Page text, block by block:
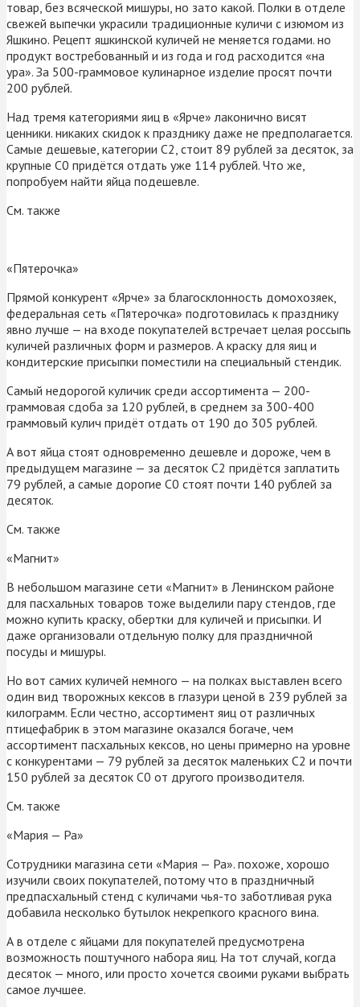
товар, без всяческой мишуры, но зато какой. Полки в отделе
свежей выпечки украсили традиционные куличи с изюмом из
Яшкино. Рецепт яшкинской куличей не меняется годами. но
продукт востребованный и из года и год расходится «на
ура». За 500-граммовое кулинарное изделие просят почти
200 рублей.
Над тремя категориями яиц в «Ярче» лаконично висят
ценники. никаких скидок к празднику даже не предполагается.
Самые дешевые, категории С2, стоит 89 рублей за десяток, за
крупные С0 придётся отдать уже 114 рублей. Что же,
попробуем найти яйца подешевле.
См. также
«Пятерочка»
Прямой конкурент «Ярче» за благосклонность домохозяек,
федеральная сеть «Пятерочка» подготовилась к празднику
явно лучше — на входе покупателей встречает целая россыпь
куличей различных форм и размеров. А краску для яиц и
кондитерские присыпки поместили на специальный стендик.
Самый недорогой куличик среди ассортимента — 200-
граммовая сдоба за 120 рублей, в среднем за 300-400
граммовый кулич придёт отдать от 190 до 305 рублей.
А вот яйца стоят одновременно дешевле и дороже, чем в
предыдущем магазине — за десяток С2 придётся заплатить
79 рублей, а самые дорогие С0 стоят почти 140 рублей за
десяток.
См. также
«Магнит»
В небольшом магазине сети «Магнит» в Ленинском районе
для пасхальных товаров тоже выделили пару стендов, где
можно купить краску, обертки для куличей и присыпки. И
даже организовали отдельную полку для праздничной
посуды и мишуры.
Но вот самих куличей немного — на полках выставлен всего
один вид творожных кексов в глазури ценой в 239 рублей за
килограмм. Если честно, ассортимент яиц от различных
птицефабрик в этом магазине оказался богаче, чем
ассортимент пасхальных кексов, но цены примерно на уровне
с конкурентами — 79 рублей за десяток маленьких С2 и почти
150 рублей за десяток С0 от другого производителя.
См. также
«Мария — Ра»
Сотрудники магазина сети «Мария — Ра». похоже, хорошо
изучили своих покупателей, потому что в праздничный
предпасхальный стенд с куличами чья-то заботливая рука
добавила несколько бутылок некрепкого красного вина.
А в отделе с яйцами для покупателей предусмотрена
возможность поштучного набора яиц. На тот случай, когда
десяток — много, или просто хочется своими руками выбрать
самое лучшее.